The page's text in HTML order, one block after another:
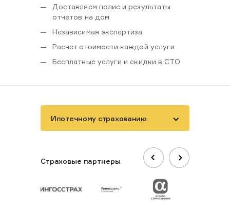
Доставляем полис и результаты
отчетов на дом
Независимая экспертиза
Расчет стоимости каждой услуги
Бесплатные услуги и скидки в СТО
Ипотечному страхованию
Страховые партнеры